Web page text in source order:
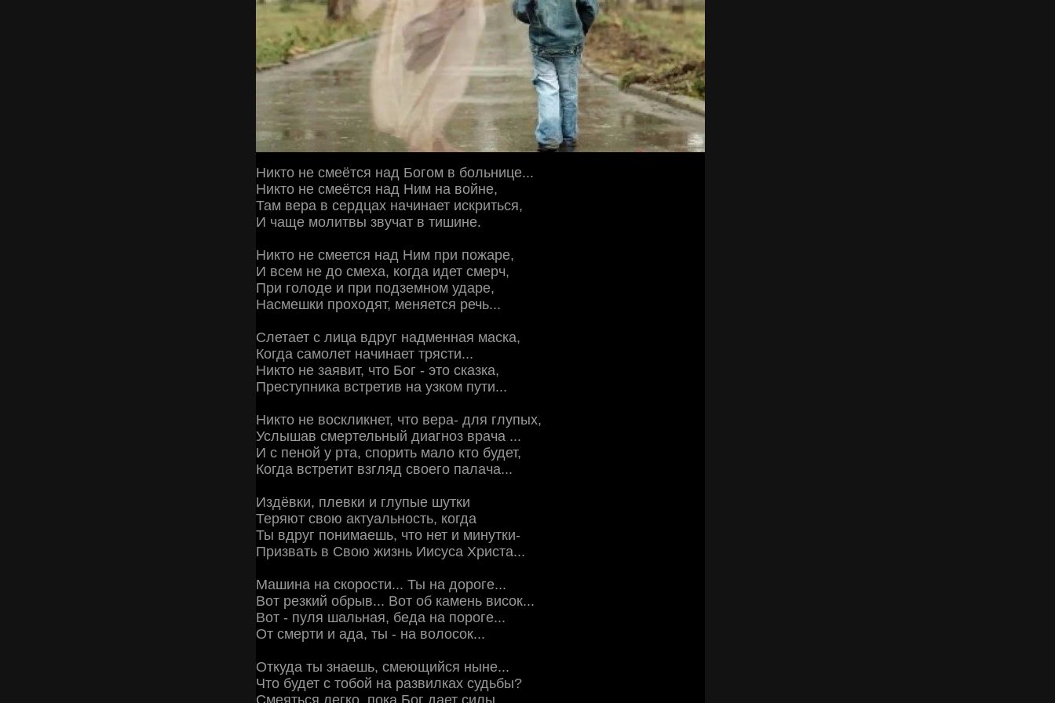
Никто не смеётся над Богом в больнице...
Никто не смеётся над Ним на войне,
Там вера в сердцах начинает искриться,
И чаще молитвы звучат в тишине.
Никто не смеется над Ним при пожаре,
И всем не до смеха, когда идет смерч,
При голоде и при подземном ударе,
Насмешки проходят, меняется речь...
Слетает с лица вдруг надменная маска,
Когда самолет начинает трясти...
Никто не заявит, что Бог - это сказка,
Преступника встретив на узком пути...
Никто не воскликнет, что вера- для глупых,
Услышав смертельный диагноз врача ...
И с пеной у рта, спорить мало кто будет,
Когда встретит взгляд своего палача...
Издёвки, плевки и глупые шутки
Теряют свою актуальность, когда
Ты вдруг понимаешь, что нет и минутки-
Призвать в Свою жизнь Иисуса Христа...
Машина на скорости... Ты на дороге...
Вот резкий обрыв... Вот об камень висок...
Вот - пуля шальная, беда на пороге...
От смерти и ада, ты - на волосок...
Откуда ты знаешь, смеющийся ныне...
Что будет с тобой на развилках судьбы?
Смеяться легко, пока Бог дает силы